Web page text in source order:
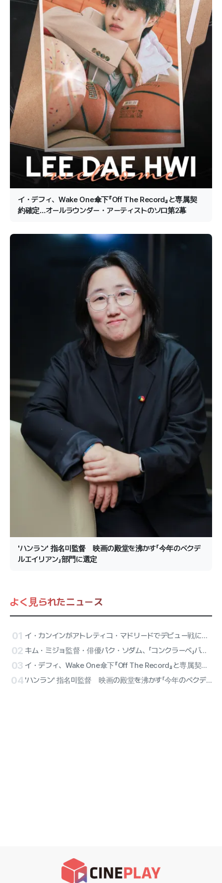
イ・デフィ、Wake One傘下『Off The Record』と専属契
約確定…オールラウンダー・アーティストのソロ第2幕
'ハンラン' 指名미監督 映画の殿堂を沸かす「今年のベクデ
ルエイリアン」部門に選定
よく見られたニュース
01 イ・カンインがアトレティコ・マドリードでデビュー戦に出陣！ATEEZのサンが始球式、リセーヌのハーフタイム公演が確定
02 キム・ミジョ監督・俳優パク・ソダム、「コンクラーベ」バリアフリーバージョンに合流
03 イ・デフィ、Wake One傘下『Off The Record』と専属契約確定…オールラウンダー・アーティストのソロ第2幕
04 'ハンラン' 指名미監督 映画の殿堂を沸かす「今年のベクデルエイリアン」部門に選定